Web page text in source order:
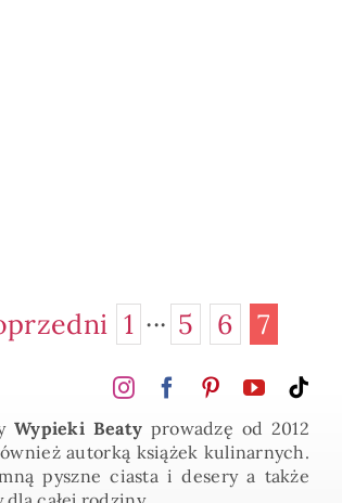
1 ··· 5 6 7
Wypieki Beaty prowadzę od 2012
autorką książek kulinarnych.
pyszne ciasta i desery a także